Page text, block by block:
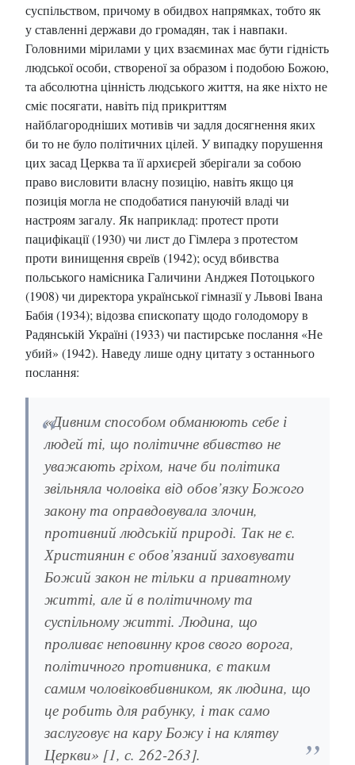
суспільством, причому в обидвох напрямках, тобто як
у ставленні держави до громадян, так і навпаки.
Головними мірилами у цих взаєминах має бути гідність
людської особи, створеної за образом і подобою Божою,
та абсолютна цінність людського життя, на яке ніхто не
сміє посягати, навіть під прикриттям
найблагородніших мотивів чи задля досягнення яких
би то не було політичних цілей. У випадку порушення
цих засад Церква та її архиєрей зберігали за собою
право висловити власну позицію, навіть якщо ця
позиція могла не сподобатися пануючій владі чи
настроям загалу. Як наприклад: протест проти
пацифікації (1930) чи лист до Гімлера з протестом
проти винищення євреїв (1942); осуд вбивства
польського намісника Галичини Анджея Потоцького
(1908) чи директора української гімназії у Львові Івана
Бабія (1934); відозва єпископату щодо голодомору в
Радянській Україні (1933) чи пастирське послання «Не
убий» (1942). Наведу лише одну цитату з останнього
послання:
«Дивним способом обманюють себе і
людей ті, що політичне вбивство не
уважають гріхом, наче би політика
звільняла чоловіка від обов’язку Божого
закону та оправдовувала злочин,
противний людській природі. Так не є.
Християнин є обов’язаний заховувати
Божий закон не тільки а приватному
житті, але й в політичному та
суспільному житті. Людина, що
проливає неповинну кров свого ворога,
політичного противника, є таким
самим чоловіковбивником, як людина, що
це робить для рабунку, і так само
заслуговує на кару Божу і на клятву
Церкви» [1, с. 262-263].